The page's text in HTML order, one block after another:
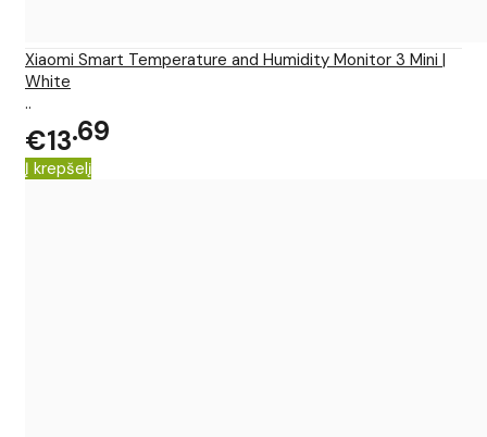
Xiaomi Smart Temperature and Humidity Monitor 3 Mini |
White
..
€13 69
Į krepšelį